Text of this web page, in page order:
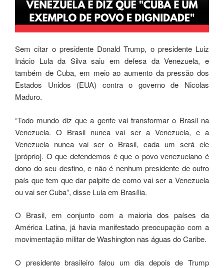
Sem citar o presidente Donald Trump, o presidente Luiz
Inácio Lula da Silva saiu em defesa da Venezuela, e
também de Cuba, em meio ao aumento da pressão dos
Estados Unidos (EUA) contra o governo de Nicolas
Maduro.
“Todo mundo diz que a gente vai transformar o Brasil na
Venezuela. O Brasil nunca vai ser a Venezuela, e a
Venezuela nunca vai ser o Brasil, cada um será ele
[próprio]. O que defendemos é que o povo venezuelano é
dono do seu destino, e não é nenhum presidente de outro
país que tem que dar palpite de como vai ser a Venezuela
ou vai ser Cuba”, disse Lula em Brasília.
O Brasil, em conjunto com a maioria dos países da
América Latina, já havia manifestado preocupação com a
movimentação militar de Washington nas águas do Caribe.
O presidente brasileiro falou um dia depois de Trump